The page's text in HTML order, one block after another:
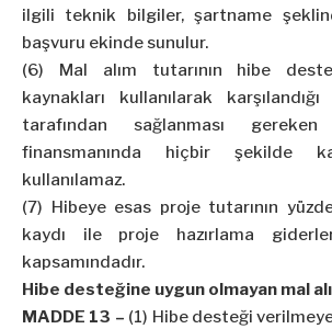
ilgili teknik bilgiler, şartname
başvuru ekinde sunulur.
(6) Mal alım tutarının hibe
kaynakları kullanılarak
tarafından sağlanması gereken
finansmanında hiçbir şekilde
kullanılamaz.
(7) Hibeye esas proje tutarının
kaydı ile proje hazırlama
kapsamındadır.
Hibe desteğine uygun olmayan mal
MADDE 13 – (1) Hibe desteği